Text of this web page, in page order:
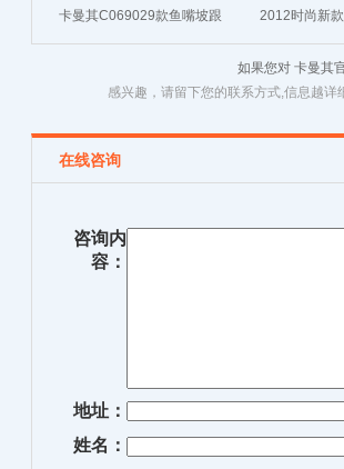
卡曼其C069029款鱼嘴坡跟
舒适百搭女凉鞋原价669元
红色
2012时尚新
凉鞋 特价
红/黑
如果您对 卡曼其
感兴趣，请留下您的联系方式,信息越
在线咨询
咨询内
容：
地址：
姓名：